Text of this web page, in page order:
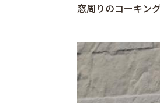
窓周りのコーキン